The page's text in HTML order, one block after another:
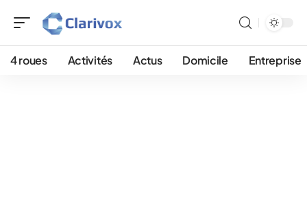
4 roues Activités Actus Domicile Entreprise